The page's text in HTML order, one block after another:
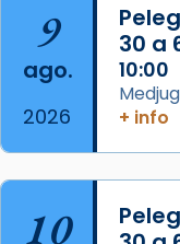
de
2 weeks ago
Aquest dilluns,
missa d’acció
comitè
del Sant Pare
L’arquebisbe
9
ago.
2026
30 a
10:00
+ info
10